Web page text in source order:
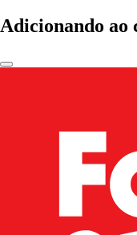
Adicionando ao